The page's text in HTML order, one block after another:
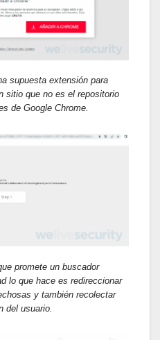
supuesta extensión para
sitio que no es el repositorio
de Google Chrome.
promete un buscador
lo que hace es redireccionar
y también recolectar
del usuario.